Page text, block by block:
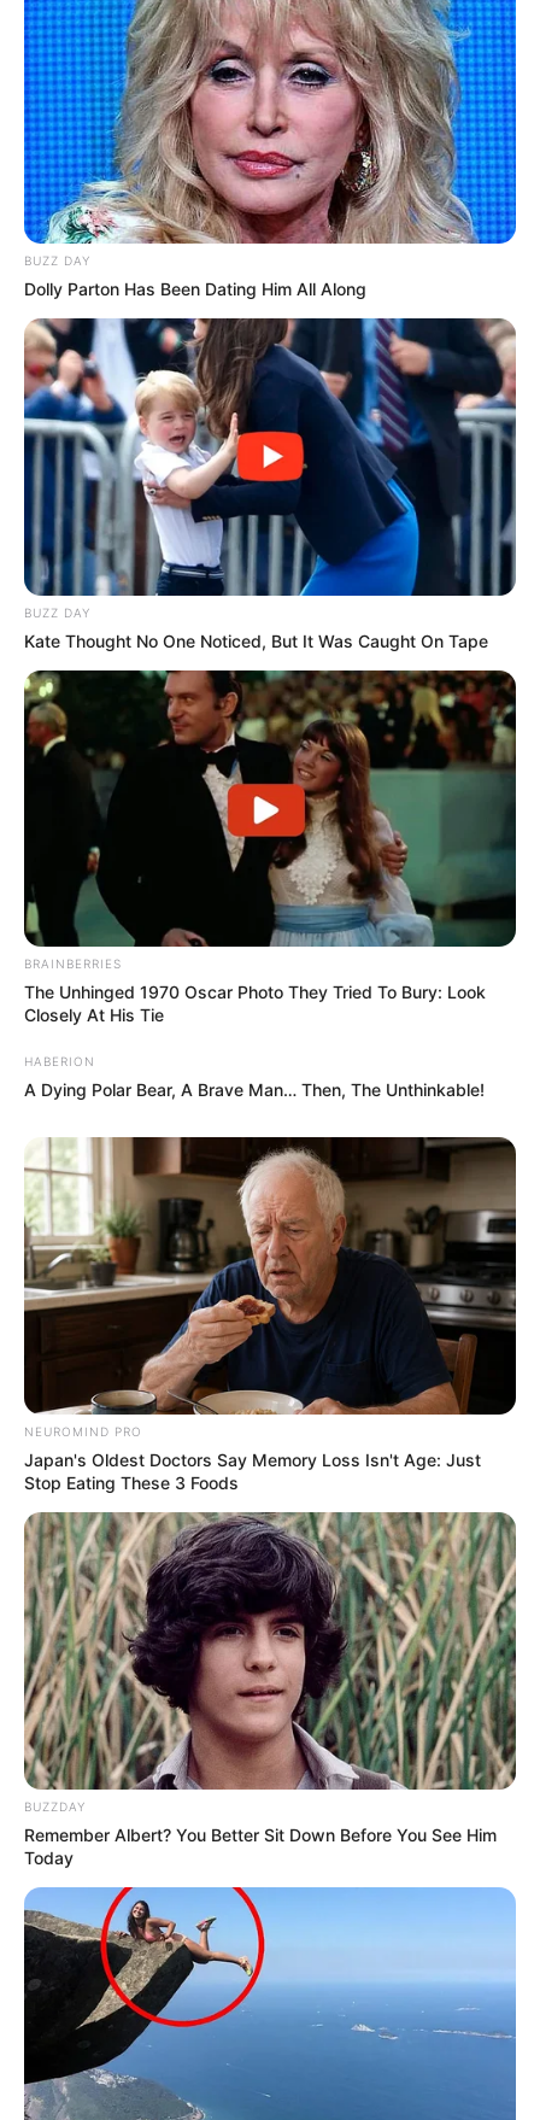
BUZZ DAY
Dolly Parton Has Been Dating Him All Along
BUZZ DAY
Kate Thought No One Noticed, But It Was Caught On Tape
BRAINBERRIES
The Unhinged 1970 Oscar Photo They Tried To Bury: Look
Closely At His Tie
HABERION
A Dying Polar Bear, A Brave Man… Then, The Unthinkable!
NEUROMIND PRO
Japan's Oldest Doctors Say Memory Loss Isn't Age: Just
Stop Eating These 3 Foods
BUZZDAY
Remember Albert? You Better Sit Down Before You See Him
Today